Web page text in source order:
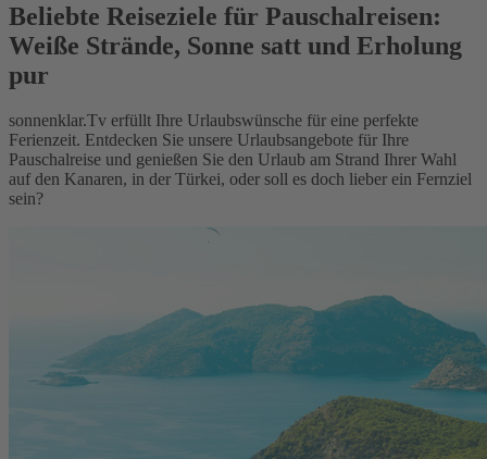
Beliebte Reiseziele für Pauschalreisen:
Weiße Strände, Sonne satt und Erholung
pur
sonnenklar.Tv erfüllt Ihre Urlaubswünsche für eine perfekte
Ferienzeit. Entdecken Sie unsere Urlaubsangebote für Ihre
Pauschalreise und genießen Sie den Urlaub am Strand Ihrer Wahl
auf den Kanaren, in der Türkei, oder soll es doch lieber ein Fernziel
sein?